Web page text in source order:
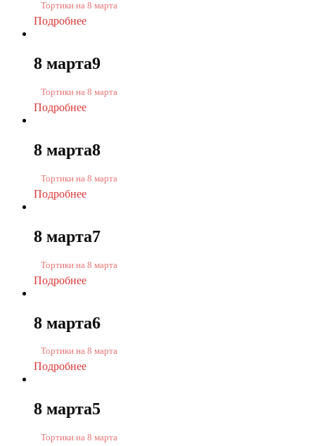
Тортики на 8 марта
Подробнее
8 марта9
Тортики на 8 марта
Подробнее
8 марта8
Тортики на 8 марта
Подробнее
8 марта7
Тортики на 8 марта
Подробнее
8 марта6
Тортики на 8 марта
Подробнее
8 марта5
Тортики на 8 марта